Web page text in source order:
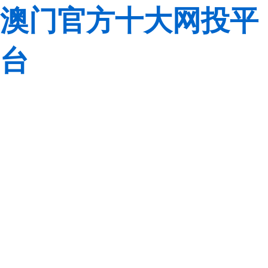
澳门官方十大网投平
台